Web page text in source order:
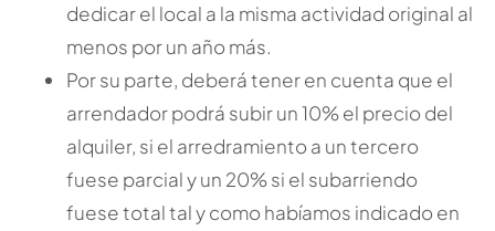
dedicar el local a la misma actividad original al
menos por un año más.
Por su parte, deberá tener en cuenta que el
arrendador podrá subir un 10% el precio del
alquiler, si el arredramiento a un tercero
fuese parcial y un 20% si el subarriendo
fuese total tal y como habíamos indicado en